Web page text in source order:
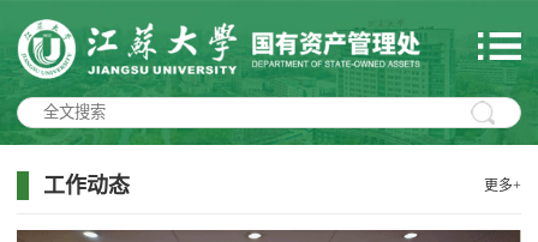
工作动态 更多+